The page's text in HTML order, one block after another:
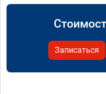
Записаться